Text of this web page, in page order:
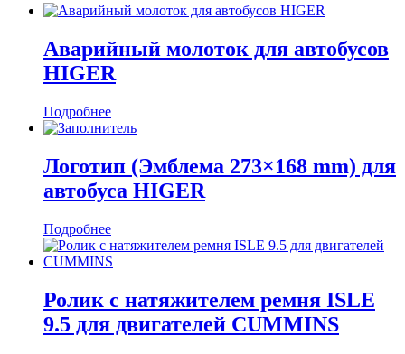
Аварийный молоток для автобусов
HIGER
Подробнее
Логотип (Эмблема 273×168 mm) для
автобуса HIGER
Подробнее
Ролик с натяжителем ремня ISLE
9.5 для двигателей CUMMINS